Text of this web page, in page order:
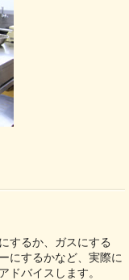
するか、ガスにする
にするかなど、実際に
ドバイスします。